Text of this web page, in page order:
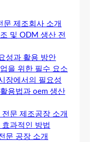
제조회사 소개
및 ODM 생산 전
성과 활용 방안
을 위한 필수 요소
장에서의 필요성
용법과 oem 생산
문 제조공장 소개
과적인 방법
문 공장 소개